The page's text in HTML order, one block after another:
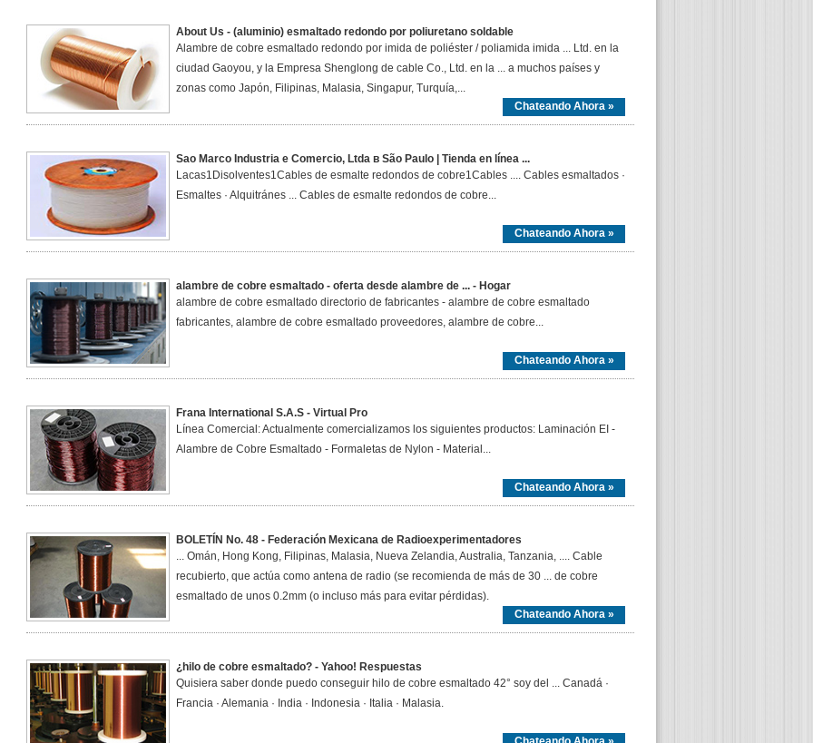
About Us - (aluminio) esmaltado redondo por poliuretano soldable
Alambre de cobre esmaltado redondo por imida de poliéster / poliamida imida ... Ltd. en la
ciudad Gaoyou, y la Empresa Shenglong de cable Co., Ltd. en la ... a muchos países y
zonas como Japón, Filipinas, Malasia, Singapur, Turquía,...
Chateando Ahora »
Sao Marco Industria e Comercio, Ltda в São Paulo | Tienda en línea ...
Lacas1Disolventes1Cables de esmalte redondos de cobre1Cables .... Cables esmaltados ·
Esmaltes · Alquitránes ... Cables de esmalte redondos de cobre...
Chateando Ahora »
alambre de cobre esmaltado - oferta desde alambre de ... - Hogar
alambre de cobre esmaltado directorio de fabricantes - alambre de cobre esmaltado
fabricantes, alambre de cobre esmaltado proveedores, alambre de cobre...
Chateando Ahora »
Frana International S.A.S - Virtual Pro
Línea Comercial: Actualmente comercializamos los siguientes productos: Laminación EI -
Alambre de Cobre Esmaltado - Formaletas de Nylon - Material...
Chateando Ahora »
BOLETÍN No. 48 - Federación Mexicana de Radioexperimentadores
... Omán, Hong Kong, Filipinas, Malasia, Nueva Zelandia, Australia, Tanzania, .... Cable
recubierto, que actúa como antena de radio (se recomienda de más de 30 ... de cobre
esmaltado de unos 0.2mm (o incluso más para evitar pérdidas).
Chateando Ahora »
¿hilo de cobre esmaltado? - Yahoo! Respuestas
Quisiera saber donde puedo conseguir hilo de cobre esmaltado 42° soy del ... Canadá ·
Francia · Alemania · India · Indonesia · Italia · Malasia.